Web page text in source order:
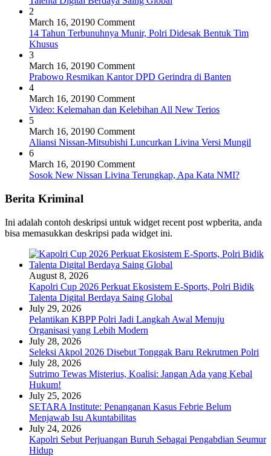
2
March 16, 20190 Comment
14 Tahun Terbunuhnya Munir, Polri Didesak Bentuk Tim
Khusus
3
March 16, 20190 Comment
Prabowo Resmikan Kantor DPD Gerindra di Banten
4
March 16, 20190 Comment
Video: Kelemahan dan Kelebihan All New Terios
5
March 16, 20190 Comment
Aliansi Nissan-Mitsubishi Luncurkan Livina Versi Mungil
6
March 16, 20190 Comment
Sosok New Nissan Livina Terungkap, Apa Kata NMI?
Berita Kriminal
Ini adalah contoh deskripsi untuk widget recent post wpberita, anda
bisa memasukkan deskripsi pada widget ini.
August 8, 2026
Kapolri Cup 2026 Perkuat Ekosistem E-Sports, Polri Bidik
Talenta Digital Berdaya Saing Global
July 29, 2026
Pelantikan KBPP Polri Jadi Langkah Awal Menuju
Organisasi yang Lebih Modern
July 28, 2026
Seleksi Akpol 2026 Disebut Tonggak Baru Rekrutmen Polri
July 28, 2026
Sutrimo Tewas Misterius, Koalisi: Jangan Ada yang Kebal
Hukum!
July 25, 2026
SETARA Institute: Penanganan Kasus Febrie Belum
Menjawab Isu Akuntabilitas
July 24, 2026
Kapolri Sebut Perjuangan Buruh Sebagai Pengabdian Seumur
Hidup